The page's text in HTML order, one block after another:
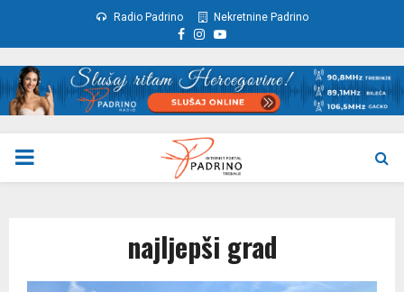
Radio Padrino Nekretnine Padrino
Facebook
Instagram
Youtube
PRIMARY
najljepši grad